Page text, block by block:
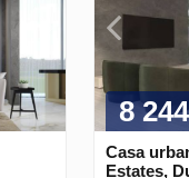
8
Casa
Estates,